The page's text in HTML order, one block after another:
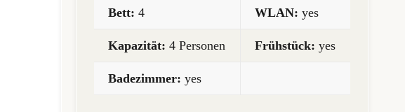
Bett: 4 WLAN: yes
Kapazität: 4 Personen Frühstück: yes
Badezimmer: yes